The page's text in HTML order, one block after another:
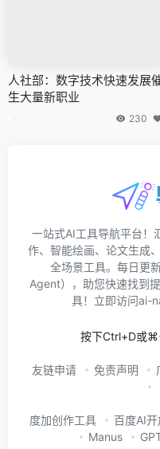
人社部：数字技术快速发展
生大量新职业
230
一站式AI工具导航平台！
作、智能绘画、论文生成
全场景工具。每日更
Agent），助您快速找到
具！立即访问ai-
按下Ctrl+D或
友链申请 免责声明
度加创作工具 百度AI
Manus